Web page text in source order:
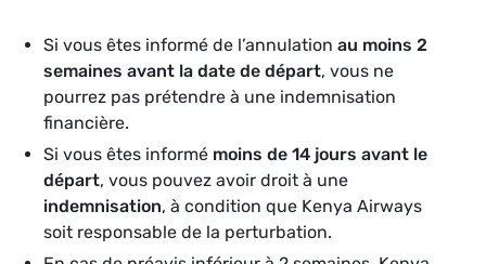
Si vous êtes informé de l’annulation au moins 2
semaines avant la date de départ, vous ne
pourrez pas prétendre à une indemnisation
financière.
Si vous êtes informé moins de 14 jours avant le
départ, vous pouvez avoir droit à une
indemnisation, à condition que Kenya Airways
soit responsable de la perturbation.